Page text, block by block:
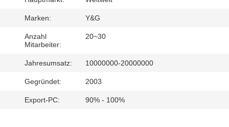
TRETEN
UNS
VERBINDUNG
Marken: Y&G
Anzahl
Mitarbeiter:
20~30
Jahresumsatz: 10000000-20000000
Gegründet: 2003
Export-PC: 90% - 100%